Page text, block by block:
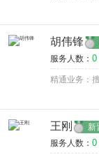
胡伟锋
服务人数： 0
精通业务：
王刚 新
服务人数： 0